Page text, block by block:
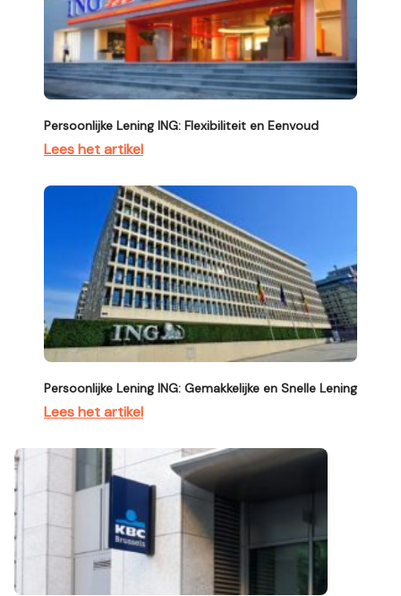
Persoonlijke Lening ING: Flexibiliteit en Eenvoud
Lees het artikel
Persoonlijke Lening ING: Gemakkelijke en Snelle Lening
Lees het artikel